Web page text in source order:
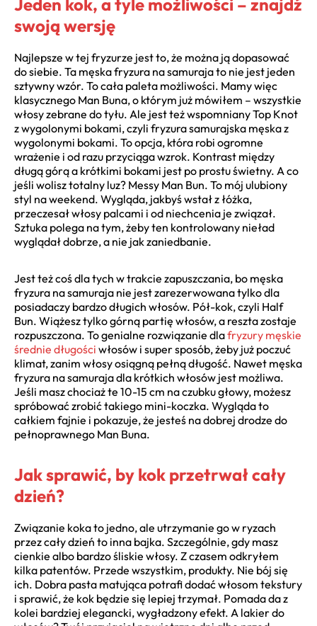
swoją wersję
Najlepsze w tej fryzurze jest to, że można ją dopasować
do siebie. Ta męska fryzura na samuraja to nie jest jeden
sztywny wzór. To cała paleta możliwości. Mamy więc
klasycznego Man Buna, o którym już mówiłem – wszystkie
włosy zebrane do tyłu. Ale jest też wspomniany Top Knot
z wygolonymi bokami, czyli fryzura samurajska męska z
wygolonymi bokami. To opcja, która robi ogromne
wrażenie i od razu przyciąga wzrok. Kontrast między
długą górą a krótkimi bokami jest po prostu świetny. A co
jeśli wolisz totalny luz? Messy Man Bun. To mój ulubiony
styl na weekend. Wygląda, jakbyś wstał z łóżka,
przeczesał włosy palcami i od niechcenia je związał.
Sztuka polega na tym, żeby ten kontrolowany nieład
wyglądał dobrze, a nie jak zaniedbanie.
Jest też coś dla tych w trakcie zapuszczania, bo męska
fryzura na samuraja nie jest zarezerwowana tylko dla
posiadaczy bardzo długich włosów. Pół-kok, czyli Half
Bun. Wiążesz tylko górną partię włosów, a reszta zostaje
rozpuszczona. To genialne rozwiązanie dlafryzury męskie
średnie długości włosów i super sposób, żeby już poczuć
klimat, zanim włosy osiągną pełną długość. Nawet męska
fryzura na samuraja dla krótkich włosów jest możliwa.
Jeśli masz chociaż te 10-15 cm na czubku głowy, możesz
spróbować zrobić takiego mini-koczka. Wygląda to
całkiem fajnie i pokazuje, że jesteś na dobrej drodze do
pełnoprawnego Man Buna.
Jak sprawić, by kok przetrwał cały
dzień?
Związanie koka to jedno, ale utrzymanie go w ryzach
przez cały dzień to inna bajka. Szczególnie, gdy masz
cienkie albo bardzo śliskie włosy. Z czasem odkryłem
kilka patentów. Przede wszystkim, produkty. Nie bój się
ich. Dobra pasta matująca potrafi dodać włosom tekstury
i sprawić, że kok będzie się lepiej trzymał. Pomada da z
kolei bardziej elegancki, wygładzony efekt. A lakier do